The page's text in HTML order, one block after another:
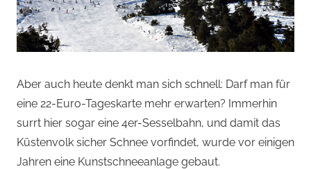
Aber auch heute denkt man sich schnell: Darf man für
eine 22-Euro-Tageskarte mehr erwarten? Immerhin
surrt hier sogar eine 4er-Sesselbahn, und damit das
Küstenvolk sicher Schnee vorfindet, wurde vor einigen
Jahren eine Kunstschneeanlage gebaut.